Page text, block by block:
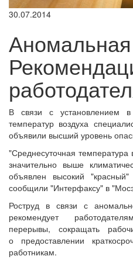
30.07.2014
В связи с установлением
температур воздуха
объявили высший уровень
"Среднесуточная температура
значительно выше
объявлен высокий
сообщили "Интерфаксу" в
Роструд в связи с
рекомендует
перерывы, сокращать
о предоставлении
работникам.